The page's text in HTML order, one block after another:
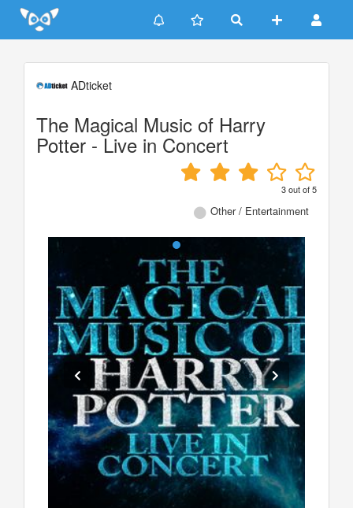
Update cookies preferences
ADticket
The Magical Music of Harry
Potter - Live in Concert
3out of5
Other / Entertainment